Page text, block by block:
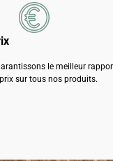
le meilleur
sur tous nos produits.